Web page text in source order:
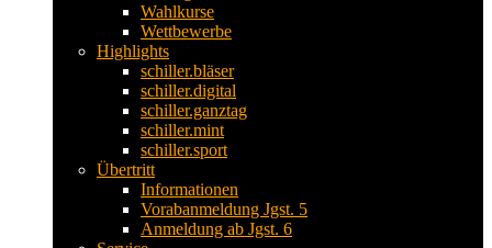
Wahlkurse
Wettbewerbe
Highlights
schiller.bläser
schiller.digital
schiller.ganztag
schiller.mint
schiller.sport
Übertritt
Informationen
Vorabanmeldung Jgst. 5
Anmeldung ab Jgst. 6